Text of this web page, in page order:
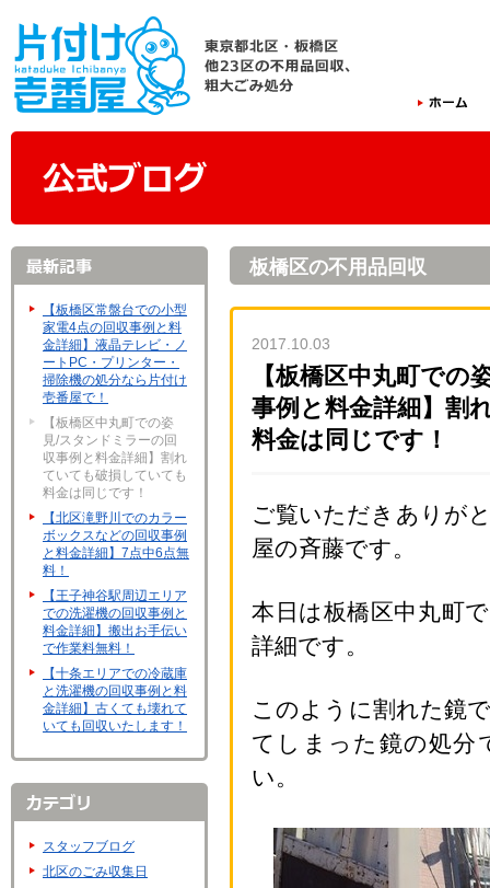
板橋区の不用品回収
2017.10.03
【板橋区中丸町での
事例と料金詳細】割
料金は同じです！
ご覧いただきありが
屋の斉藤です。
本日は板橋区中丸町
詳細です。
このように割れた鏡
てしまった鏡の処分
い。
【板橋区常盤台での小型
家電4点の回収事例と料
金詳細】液晶テレビ・ノ
ートPC・プリンター・
掃除機の処分なら片付け
壱番屋で！
【板橋区中丸町での姿
見/スタンドミラーの回
収事例と料金詳細】割れ
ていても破損していても
料金は同じです！
【北区滝野川でのカラー
ボックスなどの回収事例
と料金詳細】7点中6点無
料！
【王子神谷駅周辺エリア
での洗濯機の回収事例と
料金詳細】搬出お手伝い
で作業料無料！
【十条エリアでの冷蔵庫
と洗濯機の回収事例と料
金詳細】古くても壊れて
いても回収いたします！
スタッフブログ
北区のごみ収集日